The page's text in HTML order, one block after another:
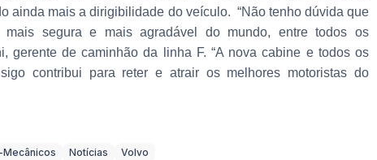
ainda mais a dirigibilidade do veículo. “Não tenho dúvida que
segura e mais agradável do mundo, entre todos os
gerente de caminhão da linha F. “A nova cabine e todos os
contribui para reter e atrair os melhores motoristas do
Mecânicos Notícias Volvo